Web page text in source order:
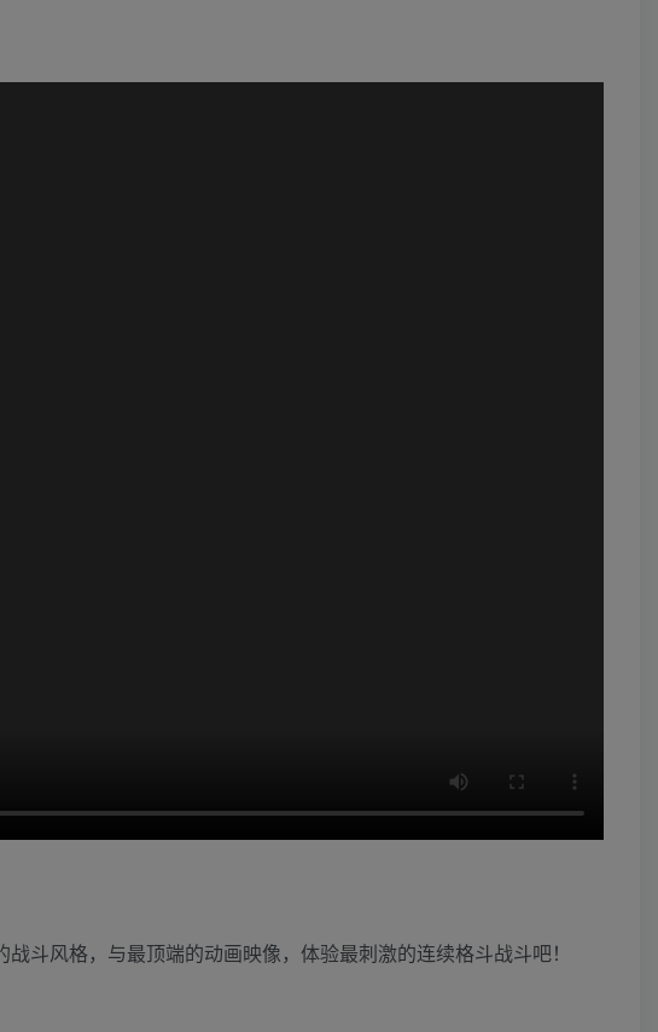
斗风格，与最顶端的动画映像，体验最刺激的连续格斗战斗吧！